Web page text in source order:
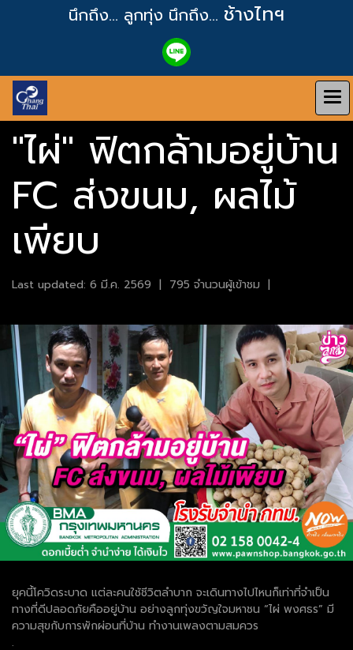
นึกถึง... ลูกทุ่ง นึกถึง... ช้างไทฯ
"ไผ่" ฟิตกล้ามอยู่บ้าน
FC ส่งขนม, ผลไม้
เพียบ
Last updated: 6 มี.ค. 2569 | 795 จำนวนผู้เข้าชม |
ยุคนี้โควิดระบาด แต่ละคนใช้ชีวิตลำบาก จะเดินทางไปไหนก็เท่าที่จำเป็น
ทางที่ดีปลอดภัยคืออยู่บ้าน อย่างลูกทุ่งขวัญใจมหาชน “ไผ่ พงศธร” มี
ความสุขกับการพักผ่อนที่บ้าน ทำงานเพลงตามสมควร
.